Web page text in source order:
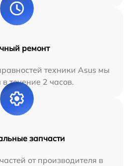
ремонт
техники Asus мы
течение 2 часов.
запчасти
от производителя в